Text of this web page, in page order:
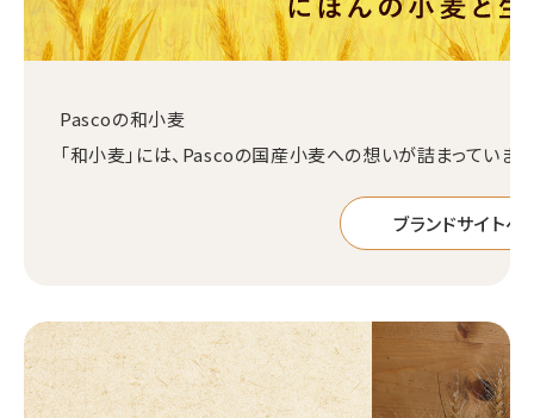
Pascoの和小麦
「和小麦」には、Pascoの国産小麦への想いが詰まっています
ブランドサイトへ